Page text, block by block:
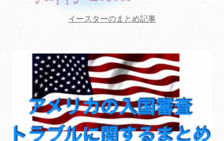
イースターのまとめ記事